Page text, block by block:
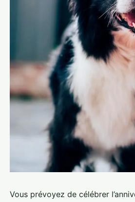
Vous prévoyez de célébrer